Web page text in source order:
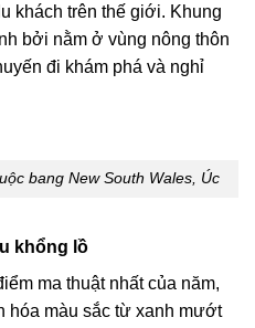
khách trên thế giới. Khung
bởi nằm ở vùng nông thôn
đi khám phá và nghỉ
bang New South Wales, Úc
khổng lồ
ma thuật nhất của năm,
hóa màu sắc từ xanh mướt